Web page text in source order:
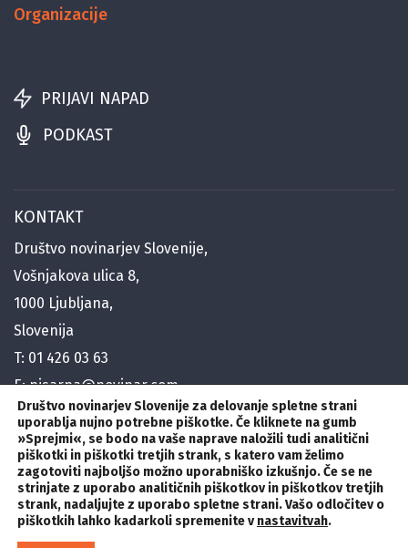
Organizacije
PRIJAVI NAPAD
PODKAST
KONTAKT
Društvo novinarjev Slovenije,
Vošnjakova ulica 8,
1000 Ljubljana,
Slovenija
T: 01 426 03 63
E:pisarna@novinar.com
E:generalni@novinar.com
E:stik@novinar.com
SLEDITE NAM
Društvo novinarjev Slovenije za delovanje spletne strani
uporablja nujno potrebne piškotke. Če kliknete na gumb
»Sprejmi«,se bodo na vaše naprave naložili tudi analitični
piškotki in piškotki tretjih strank, s katero vam želimo
zagotoviti najboljšo možno uporabniško izkušnjo. Če se ne
strinjate z uporabo analitičnih piškotkov in piškotkov tretjih
strank, nadaljujte z uporabo spletne strani. Vašo odločitev o
piškotkih lahko kadarkoli spremenite vnastavitvah.